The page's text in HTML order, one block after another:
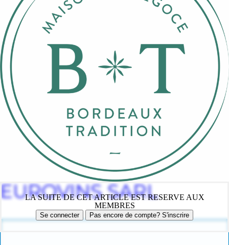
LA SUITE DE CET ARTICLE EST RESERVE AUX
MEMBRES
Se connecter Pas encore de compte? S'inscrire
EUROVINS SARL